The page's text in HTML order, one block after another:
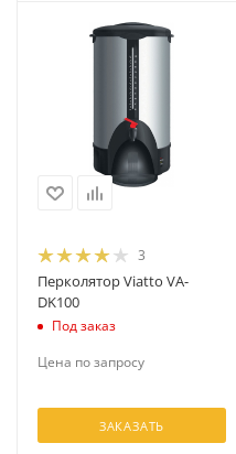
3
Перколятор Viatto VA-
DK100
Под заказ
Цена по запросу
ЗАКАЗАТЬ